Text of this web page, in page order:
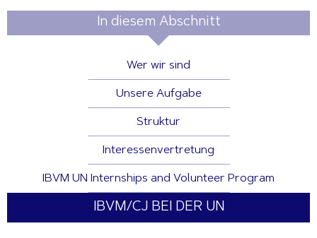
In diesem Abschnitt
Wer wir sind
Unsere Aufgabe
Struktur
Interessenvertretung
IBVM UN Internships and Volunteer Program
IBVM/CJ BEI DER UN